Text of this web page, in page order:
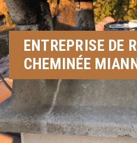
ENTREPRISE DE
CHEMINÉE